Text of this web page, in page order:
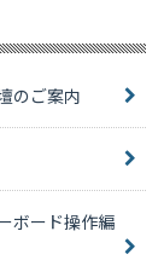
のご案内
ボード操作編